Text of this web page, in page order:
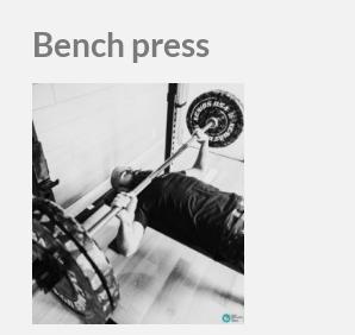
Bench press